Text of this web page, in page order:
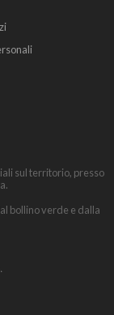
sul territorio, presso
bollino verde e dalla